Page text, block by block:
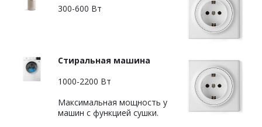
300-600 Вт
Стиральная машина
1000-2200 Вт
Максимальная мощность у
машин с функцией сушки.